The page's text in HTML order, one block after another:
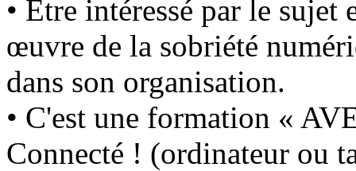
• Etre intéressé par le
œuvre de la sobriété
dans son organisation.
• C'est une formation «
Connecté ! (ordinateur ou